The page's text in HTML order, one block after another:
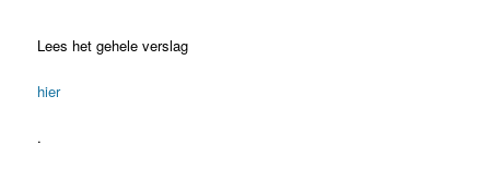
Lees het gehele verslag
hier
.